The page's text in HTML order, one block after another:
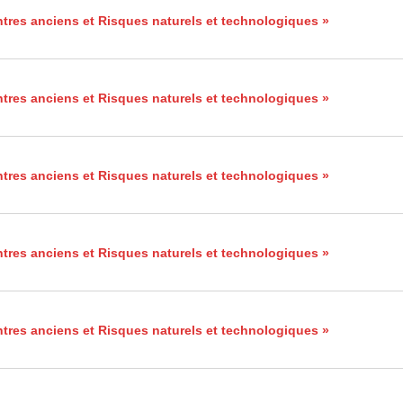
anciens et Risques naturels et technologiques »
anciens et Risques naturels et technologiques »
anciens et Risques naturels et technologiques »
anciens et Risques naturels et technologiques »
anciens et Risques naturels et technologiques »